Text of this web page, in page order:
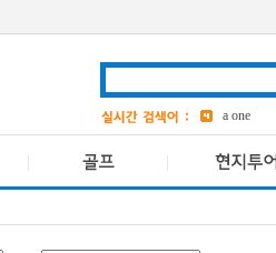
bangkok
a one
grand
pcr